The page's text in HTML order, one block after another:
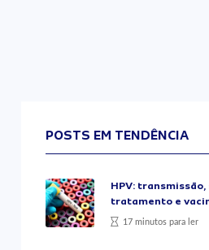
POSTS EM TENDÊNCIA
HPV:
tratamento e
17 minutos para ler